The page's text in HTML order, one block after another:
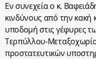
Εν συνεχεία ο κ.
κινδύνους από την κακή
υποδομή στις γέφυρες
Τερπύλλου-
προστατευτικών